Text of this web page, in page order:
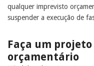
qualquer imprevisto
suspender a execução de
Faça um
orçamentário